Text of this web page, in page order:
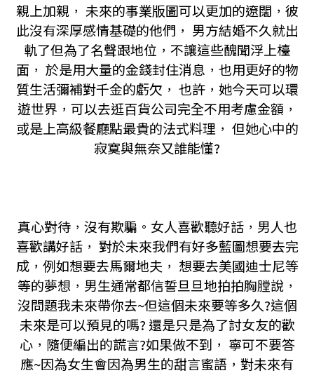
親上加親， 未來的事業版圖可以更加的遼闊，彼
此沒有深厚感情基礎的他們， 男方結婚不久就出
軌了但為了名聲跟地位，不讓這些醜聞浮上檯
面， 於是用大量的金錢封住消息，也用更好的物
質生活彌補對千金的虧欠， 也許，她今天可以環
遊世界，可以去逛百貨公司完全不用考慮金額，
或是上高級餐廳點最貴的法式料理， 但她心中的
寂寞與無奈又誰能懂?
真心對待，沒有欺騙。女人喜歡聽好話，男人也
喜歡講好話， 對於未來我們有好多藍圖想要去完
成，例如想要去馬爾地夫， 想要去美國迪士尼等
等的夢想，男生通常都信誓旦旦地拍拍胸膛說，
沒問題我未來帶你去~但這個未來要等多久?這個
未來是可以預見的嗎? 還是只是為了討女友的歡
心，隨便編出的謊言?如果做不到， 寧可不要答
應~因為女生會因為男生的甜言蜜語，對未來有